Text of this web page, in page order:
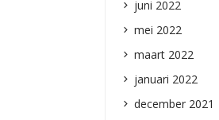
juni 2022
mei 2022
maart 2022
januari 2022
december 2021